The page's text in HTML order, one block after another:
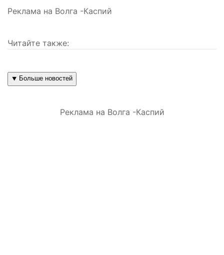
Реклама на Волга -Каспий
Читайте также:
⯆ Больше новостей
Реклама на Волга -Каспий